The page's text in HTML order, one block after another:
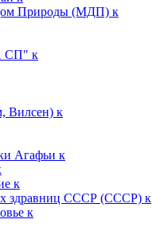
Природы (МДП) к
СП" к
Вилсен) к
Агафьи к
к
здравниц СССР (СССР) к
к